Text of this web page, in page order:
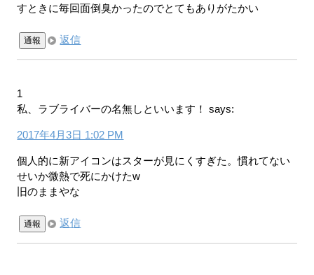
すときに毎回面倒臭かったのでとてもありがたかい
通報 返信
1
私、ラブライバーの名無しといいます！
says:
2017年4月3日 1:02 PM
個人的に新アイコンはスターが見にくすぎた。慣れてない
せいか微熱で死にかけたw
旧のままやな
通報 返信